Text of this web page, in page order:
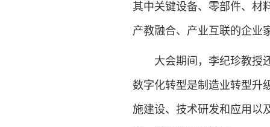
其中关键设备、零部件、材
产教融合、产业互联的企业
大会期间，李纪珍教授还
数字化转型是制造业转型升
施建设、技术研发和应用以